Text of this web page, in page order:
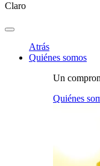
Claro
Atrás
Quiénes somos
Un
Quiénes